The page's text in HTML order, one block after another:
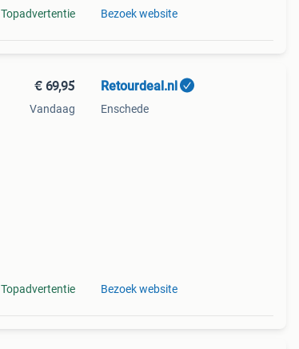
Topadvertentie Bezoek website
€ 69,95
Vandaag
Topadvertentie
Retourdeal.nl
Enschede
Bezoek website